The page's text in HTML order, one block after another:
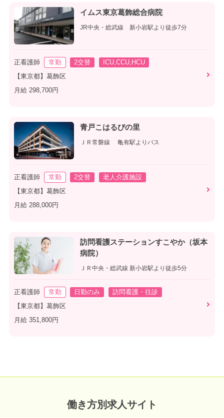
イムス東京葛飾総合病院
JR中央・総武線 新小岩駅より徒歩7分
正看護師 常勤 2交替
ICU,CCU,HCU
【東京都】葛飾区
月給 298,700円
青戸こはるびの里
ＪＲ常磐線 亀有駅よりバス
正看護師 常勤 2交替
老人介護施設
【東京都】葛飾区
月給 288,000円
訪問看護ステーションすこやか（坂本
病院）
ＪＲ中央・総武線 新小岩駅より徒歩5分
正看護師 常勤 日勤のみ
訪問看護・往診
【東京都】葛飾区
月給 351,800円
働き方別求人サイト